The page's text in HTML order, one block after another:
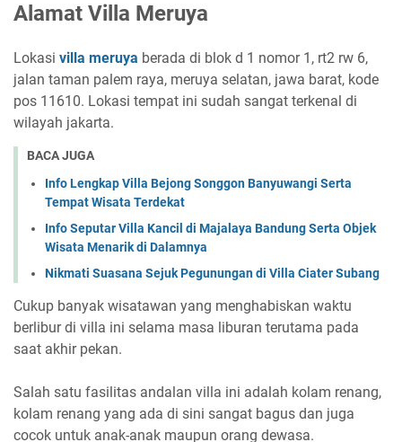
Alamat Villa Meruya
Lokasi villa meruya berada di blok d 1 nomor 1, rt2 rw 6,
jalan taman palem raya, meruya selatan, jawa barat, kode
pos 11610. Lokasi tempat ini sudah sangat terkenal di
wilayah jakarta.
BACA JUGA
Info Lengkap Villa Bejong Songgon Banyuwangi Serta
Tempat Wisata Terdekat
Info Seputar Villa Kancil di Majalaya Bandung Serta Objek
Wisata Menarik di Dalamnya
Nikmati Suasana Sejuk Pegunungan di Villa Ciater Subang
Cukup banyak wisatawan yang menghabiskan waktu
berlibur di villa ini selama masa liburan terutama pada
saat akhir pekan.
Salah satu fasilitas andalan villa ini adalah kolam renang,
kolam renang yang ada di sini sangat bagus dan juga
cocok untuk anak-anak maupun orang dewasa.